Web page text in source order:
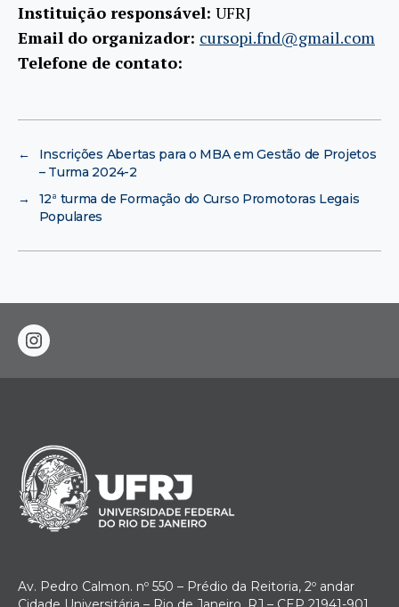
Instituição responsável: UFRJ
Email do organizador: cursopi.fnd@gmail.com
Telefone de contato:
←
Inscrições Abertas para o MBA em Gestão de Projetos
– Turma 2024-2
→
12ª turma de Formação do Curso Promotoras Legais
Populares
instagram
Av. Pedro Calmon. nº 550 – Prédio da Reitoria, 2º andar